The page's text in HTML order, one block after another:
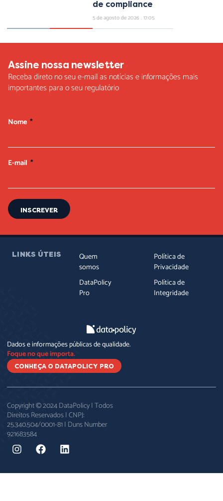
de compliance
5 de agosto de 2026 17:05
Assine nossa newsletter
Receba direto no seu e-mail as notícias e informações mais
importantes para o seu regulatório
Nome
E-mail
INSCREVER
LINKS ÚTEIS
Quem
somos
DataPolicy
Pro
Política de
Privacidade
Política de
Integridade
Dados e informações públicas de qualidade.
Foque no que importa.
CONHEÇA O DATAPOLICY PRO
Copyright © 2024 DataPolicy | Todos
Direitos Reservados | CNPJ:
25.340.504/0001-81 | Duns Number
921683584